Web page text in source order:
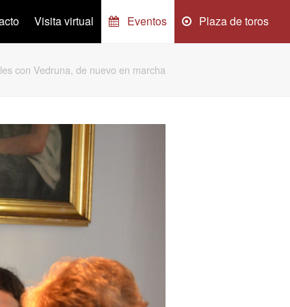
Visita virtual Eventos Plaza de toros
con Vedruna, de nuevo en marcha